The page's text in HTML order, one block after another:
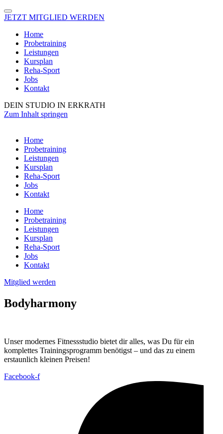
JETZT MITGLIED WERDEN
Home
Probetraining
Leistungen
Kursplan
Reha-Sport
Jobs
Kontakt
DEIN STUDIO IN ERKRATH
Zum Inhalt springen
Home
Probetraining
Leistungen
Kursplan
Reha-Sport
Jobs
Kontakt
Home
Probetraining
Leistungen
Kursplan
Reha-Sport
Jobs
Kontakt
Mitglied werden
Bodyharmony
Unser modernes Fitnessstudio bietet dir alles, was Du für ein
komplettes Trainingsprogramm benötigst – und das zu einem
erstaunlich kleinen Preisen!
Facebook-f